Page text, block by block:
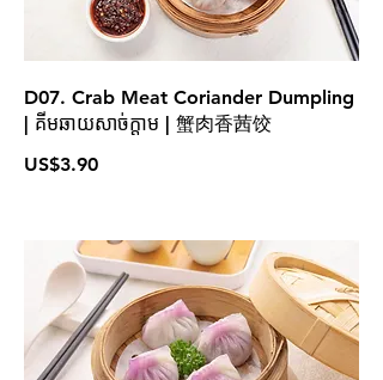
D07. Crab Meat Coriander Dumpling
| គីមឆាយសាច់ក្តាម | 蟹肉香茜饺
US$3.90